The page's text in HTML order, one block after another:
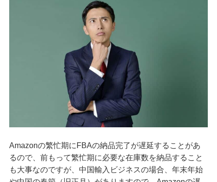
Amazonの繁忙期にFBAの納品完了が遅延することがあ
るので、前もって繁忙期に必要な在庫数を納品すること
も大事なのですが、中国輸入ビジネスの場合、年末年始